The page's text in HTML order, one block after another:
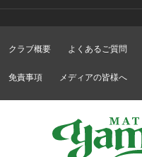
クラブ概要 よくあるご質問
免責事項 メディアの皆様へ